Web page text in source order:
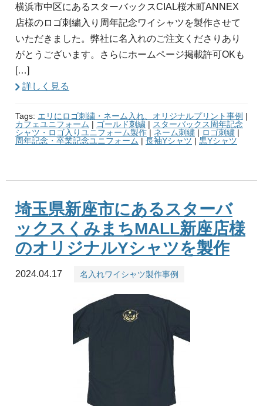
横浜市中区にあるスターバックスCIAL桜木町ANNEX
店様のロゴ刺繍入り周年記念ワイシャツを製作させて
いただきました。弊社に名入れのご注文くださりあり
がとうございます。さらにホームページ掲載許可OKも
[…]
詳しく見る
Tags: エリにロゴ刺繍・ネーム入れ、オリジナルプリント事例 |
カフェユニフォーム | ゴールド刺繍 | スターバックス周年記念
シャツ・ロゴ入りユニフォーム製作 | ネーム刺繍 | ロゴ刺繍 |
周年記念・卒業記念ユニフォーム | 長袖Yシャツ | 黒Yシャツ
埼玉県新座市にあるスターバ
ックスくみまちMALL新座店様
のオリジナルYシャツを製作
2024.04.17 名入れワイシャツ製作事例